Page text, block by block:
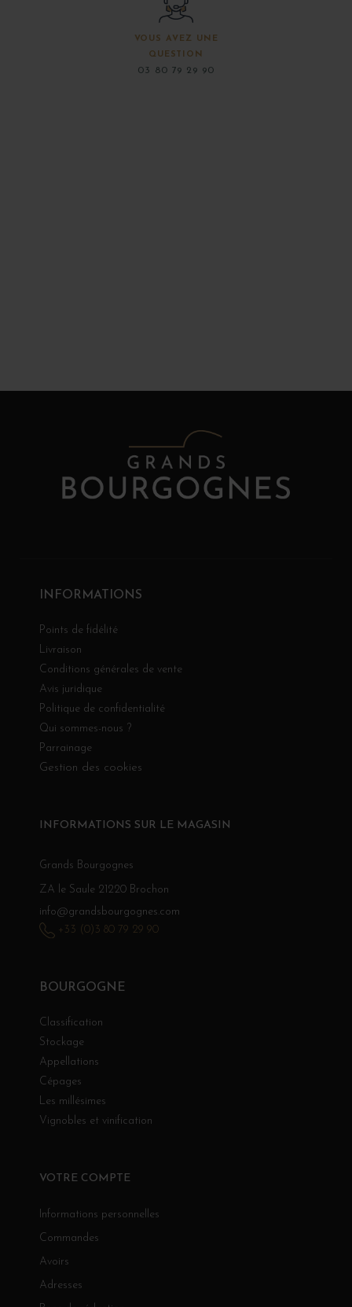
VOUS AVEZ UNE
QUESTION
03 80 79 29 90
INFORMATIONS
Points de fidélité
Livraison
Conditions générales de vente
Avis juridique
Politique de confidentialité
Qui sommes-nous ?
Parrainage
Gestion des cookies
BOURGOGNE
Classification
Stockage
Appellations
Cépages
Les millésimes
Vignobles et vinification
VOTRE COMPTE
Informations personnelles
Commandes
Avoirs
Adresses
INFORMATIONS SUR LE MAGASIN
Grands Bourgognes
ZA le Saule 21220 Brochon
info@grandsbourgognes.com
+33 (0)3 80 79 29 90